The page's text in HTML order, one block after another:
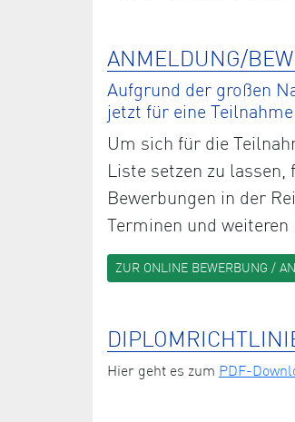
ANMELDUNG/
Aufgrund der großen
jetzt für eine
Um sich für die
Liste setzen zu
Bewerbungen in der
Terminen und
ZUR ONLINE BEWERBUNG /
Hier geht es zum PDF-